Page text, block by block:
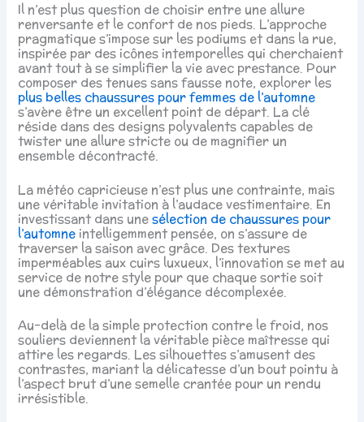
Il n’est plus question de choisir entre une allure
renversante et le confort de nos pieds. L’approche
pragmatique s’impose sur les podiums et dans la rue,
inspirée par des icônes intemporelles qui cherchaient
avant tout à se simplifier la vie avec prestance. Pour
composer des tenues sans fausse note, explorer les
plus belles chaussures pour femmes de l’automne
s’avère être un excellent point de départ. La clé
réside dans des designs polyvalents capables de
twister une allure stricte ou de magnifier un
ensemble décontracté.
La météo capricieuse n’est plus une contrainte, mais
une véritable invitation à l’audace vestimentaire. En
investissant dans unesélection de chaussures pour
l’automne intelligemment pensée, on s’assure de
traverser la saison avec grâce. Des textures
imperméables aux cuirs luxueux, l’innovation se met au
service de notre style pour que chaque sortie soit
une démonstration d’élégance décomplexée.
Au-delà de la simple protection contre le froid, nos
souliers deviennent la véritable pièce maîtresse qui
attire les regards. Les silhouettes s’amusent des
contrastes, mariant la délicatesse d’un bout pointu à
l’aspect brut d’une semelle crantée pour un rendu
irrésistible.